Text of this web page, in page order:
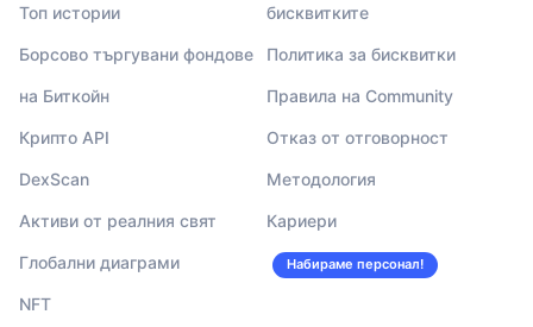
Топ истории
Борсово търгувани фондове
на Биткойн
Крипто API
DexScan
Активи от реалния свят
Глобални диаграми
NFT
бисквитките
Политика за бисквитки
Правила на Community
Отказ от отговорност
Методология
Кариери
Набираме персонал!